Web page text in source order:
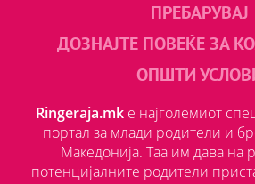
ПРЕБАРУВАЈ
ДОЗНАЈТЕ ПОВЕЌЕ ЗА
ОПШТИ
Ringeraja.mk е најголемиот
портал за млади родители и
Македонија. Таа им дава на
потенцијалните родители